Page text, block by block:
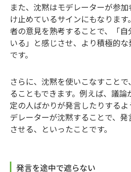
また、沈黙はモデレーターが参
け止めているサインにもなりま
者の意見を熟考することで、「
いる」と感じさせ、より積極的
です。
さらに、沈黙を使いこなすこと
ることもできます。例えば、議
定の人ばかりが発言したりする
デレーターが沈黙することで、
させる、といったことです。
発言を途中で遮らない